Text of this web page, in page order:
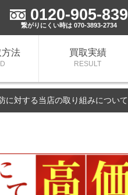
0120-905-839
繋がりにくい時は 070-3893-2734
法 買取実績
RESULT
に対する当店の取り組みについて